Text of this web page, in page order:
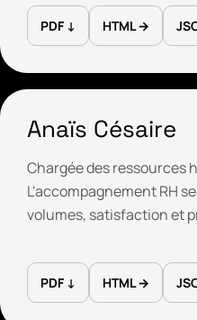
PDF ↓ HTML →
Anaïs Césaire
Chargée des ressources
L'accompagnement RH
volumes, satisfaction et
PDF ↓ HTML →